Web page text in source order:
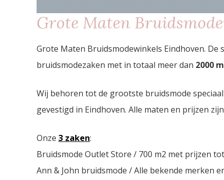
Grote Maten
Grote Maten Bruidsmodewinkels Eindhoven.
bruidsmodezaken met in totaal meer dan 2000
Wij behoren tot de grootste bruidsmode
gevestigd in Eindhoven. Alle maten en prijzen
Onze 3 zaken:
Bruidsmode Outlet Store / 700 m2 met prijzen
Ann & John bruidsmode / Alle bekende merken